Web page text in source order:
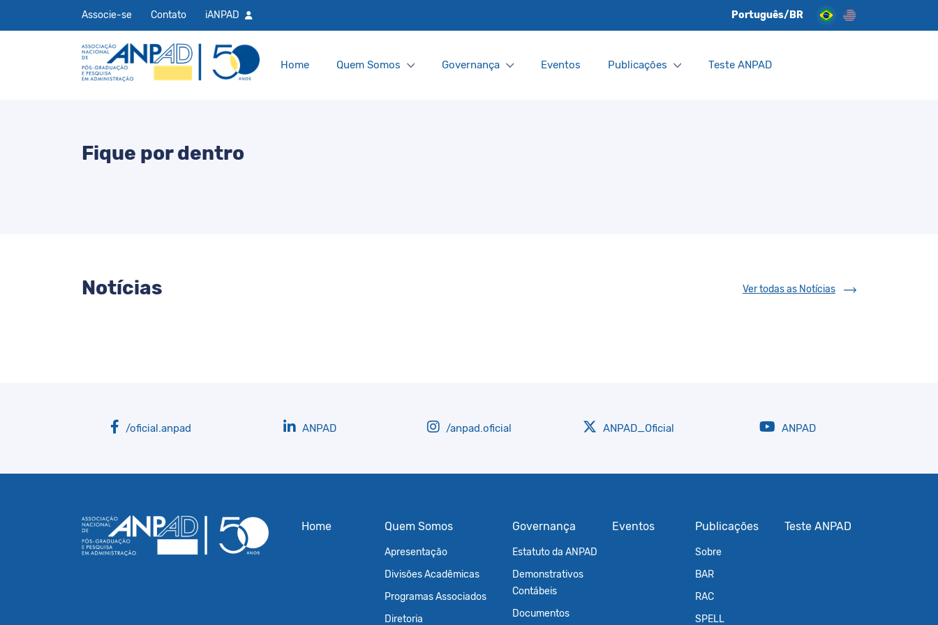
Associe-se Contato iANPAD Português/BR
Home Quem Somos Governança Eventos Publicações Teste ANPAD
Fique por dentro
Notícias Ver todas as Notícias
/oficial.anpad ANPAD /anpad.oficial ANPAD_Oficial ANPAD
Home Quem Somos
Apresentação
Divisões Acadêmicas
Programas Associados
Diretoria
Governança
Estatuto da ANPAD
Demonstrativos
Contábeis
Documentos
Eventos Publicações
Sobre
BAR
RAC
SPELL
Teste ANPAD